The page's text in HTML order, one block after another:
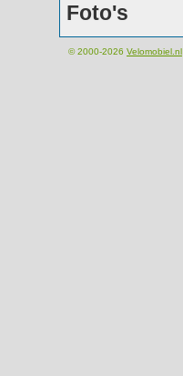
Foto's
© 2000-2026 Velomobiel.nl